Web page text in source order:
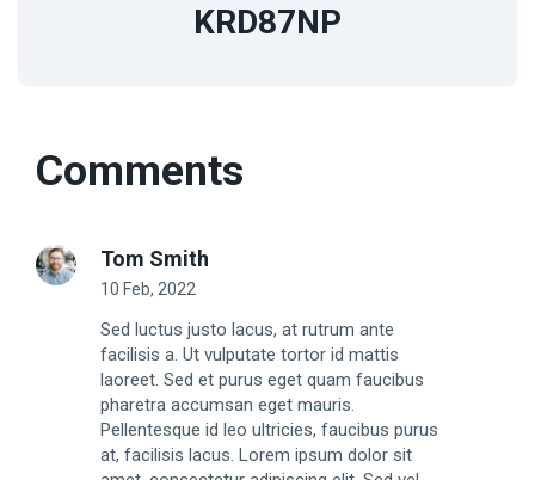
KRD87NP
Comments
Tom Smith
10 Feb, 2022
Sed luctus justo lacus, at rutrum ante
facilisis a. Ut vulputate tortor id mattis
laoreet. Sed et purus eget quam faucibus
pharetra accumsan eget mauris.
Pellentesque id leo ultricies, faucibus purus
at, facilisis lacus. Lorem ipsum dolor sit